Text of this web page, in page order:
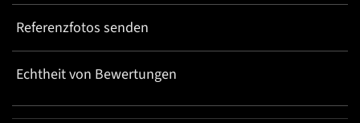
Referenzfotos senden
Echtheit von Bewertungen